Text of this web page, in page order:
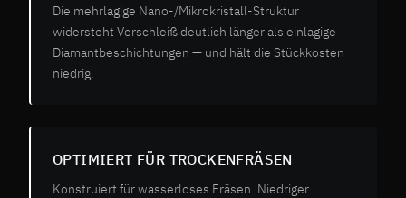
Die mehrlagige Nano-/Mikrokristall-Struktur
widersteht Verschleiß deutlich länger als einlagige
Diamantbeschichtungen — und hält die Stückkosten
niedrig.
OPTIMIERT FÜR TROCKENFRÄSEN
Konstruiert für wasserloses Fräsen. Niedriger